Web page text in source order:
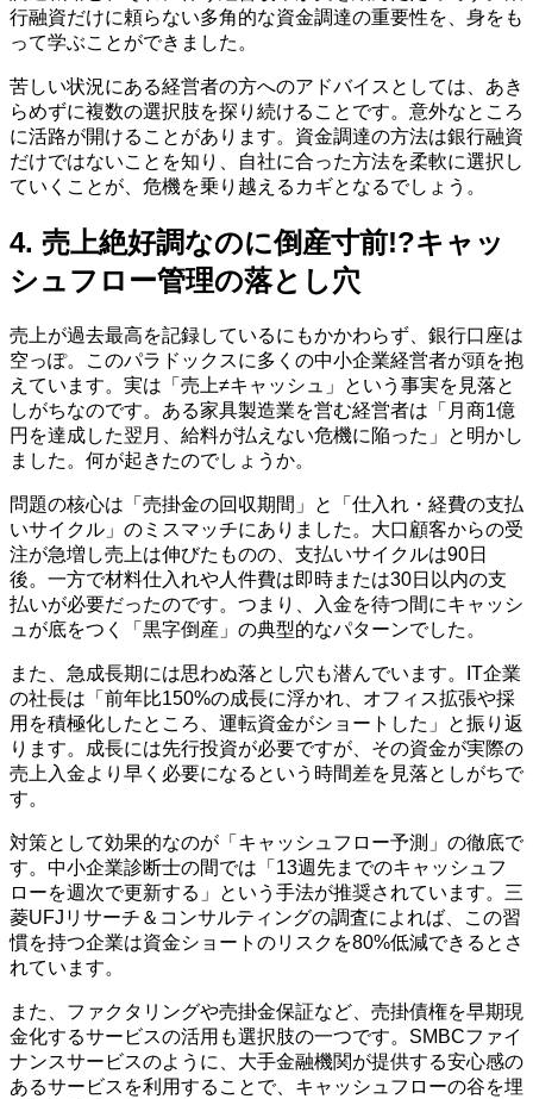
行融資だけに頼らない多角的な資金調達の重要性を、身をも
って学ぶことができました。
苦しい状況にある経営者の方へのアドバイスとしては、あき
らめずに複数の選択肢を探り続けることです。意外なところ
に活路が開けることがあります。資金調達の方法は銀行融資
だけではないことを知り、自社に合った方法を柔軟に選択し
ていくことが、危機を乗り越えるカギとなるでしょう。
4. 売上絶好調なのに倒産寸前!?キャッ
シュフロー管理の落とし穴
売上が過去最高を記録しているにもかかわらず、銀行口座は
空っぽ。このパラドックスに多くの中小企業経営者が頭を抱
えています。実は「売上≠キャッシュ」という事実を見落と
しがちなのです。ある家具製造業を営む経営者は「月商1億
円を達成した翌月、給料が払えない危機に陥った」と明かし
ました。何が起きたのでしょうか。
問題の核心は「売掛金の回収期間」と「仕入れ・経費の支払
いサイクル」のミスマッチにありました。大口顧客からの受
注が急増し売上は伸びたものの、支払いサイクルは90日
後。一方で材料仕入れや人件費は即時または30日以内の支
払いが必要だったのです。つまり、入金を待つ間にキャッシ
ュが底をつく「黒字倒産」の典型的なパターンでした。
また、急成長期には思わぬ落とし穴も潜んでいます。IT企業
の社長は「前年比150%の成長に浮かれ、オフィス拡張や採
用を積極化したところ、運転資金がショートした」と振り返
ります。成長には先行投資が必要ですが、その資金が実際の
売上入金より早く必要になるという時間差を見落としがちで
す。
対策として効果的なのが「キャッシュフロー予測」の徹底で
す。中小企業診断士の間では「13週先までのキャッシュフ
ローを週次で更新する」という手法が推奨されています。三
菱UFJリサーチ＆コンサルティングの調査によれば、この習
慣を持つ企業は資金ショートのリスクを80%低減できるとさ
れています。
また、ファクタリングや売掛金保証など、売掛債権を早期現
金化するサービスの活用も選択肢の一つです。SMBCファイ
ナンスサービスのように、大手金融機関が提供する安心感の
あるサービスを利用することで、キャッシュフローの谷を埋